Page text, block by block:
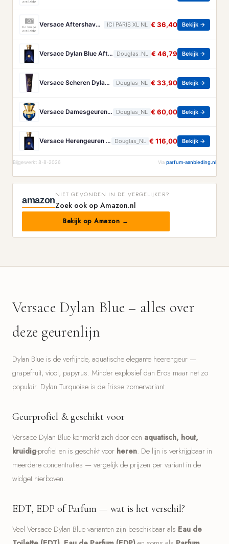
Versace Aftershave Balm Versace - Pour Homme Dylan Blue Aftershave Balm - 100 ML ICI PARIS XL NL € 36,40 Bekijk →
Versace Dylan Blue Aftershave Heren 100ml Douglas_NL € 46,79 Bekijk →
Versace Scheren Dylan Blue Aftershave Heren 100ml Douglas_NL € 33,90 Bekijk →
Versace Damesgeuren Dylan Blue Pour Femme Eau de parfum Dames 30ml Douglas_NL € 60,00 Bekijk →
Versace Herengeuren Dylan Blue Eau de toilette Heren 200ml Douglas_NL € 116,00 Bekijk →
Bijgewerkt 8-8-2026 Via parfum-aanbieding.nl
amazon
NIET GEVONDEN IN DE VERGELIJKER?
Zoek ook op Amazon.nl
Bekijk op Amazon →
Versace Dylan Blue – alles over
deze geurenlijn
Dylan Blue is de verfijnde, aquatische elegante heerengeur —
grapefruit, viool, papyrus. Minder explosief dan Eros maar net zo
populair. Dylan Turquoise is de frisse zomervariant.
Geurprofiel & geschikt voor
Versace Dylan Blue kenmerkt zich door een aquatisch, hout,
kruidig-profiel en is geschikt voor heren. De lijn is verkrijgbaar in
meerdere concentraties — vergelijk de prijzen per variant in de
widget hierboven.
EDT, EDP of Parfum — wat is het verschil?
Veel Versace Dylan Blue varianten zijn beschikbaar als Eau de